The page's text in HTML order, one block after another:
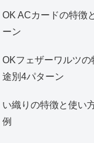
OK ACカードの特徴
ーン
OKフェザーワルツ
途別4パターン
い織りの特徴と使い
例